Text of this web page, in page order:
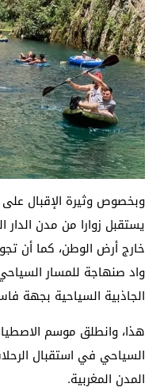
وبخصوص وثيرة الإقبال على
يستقبل زوارا من مدن الدار
خارج أرض الوطن، كما أن
واد صنهاجة للمسار
الجاذبية السياحية بجهة
هذا، وانطلق موسم
السياحي في استقبال
المدن المغربية.